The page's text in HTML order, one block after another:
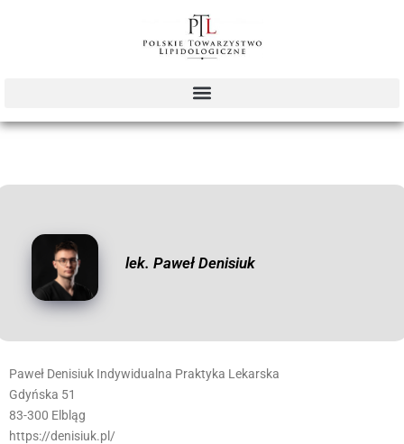
lek. Paweł Denisiuk
Paweł Denisiuk Indywidualna Praktyka Lekarska
Gdyńska 51
83-300 Elbląg
https://denisiuk.pl/